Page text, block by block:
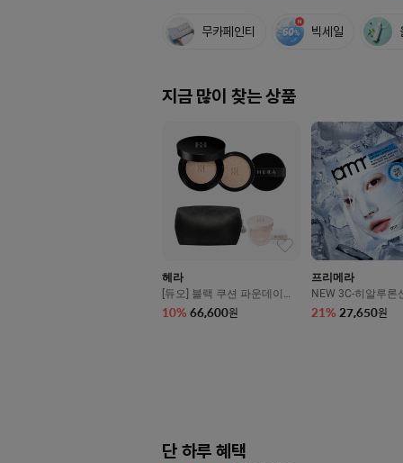
무카페인티 빅세일
지금 많이 찾는 상품
헤라
[듀오] 블랙 쿠션 파운데이션
SPF34/PA++ (본품15g+리필
15g)
10% 66,600원
프리메라
NEW 3C-히알루론
가 샷 겔 마스크 세
매
21% 27,650원
단 하루 혜택